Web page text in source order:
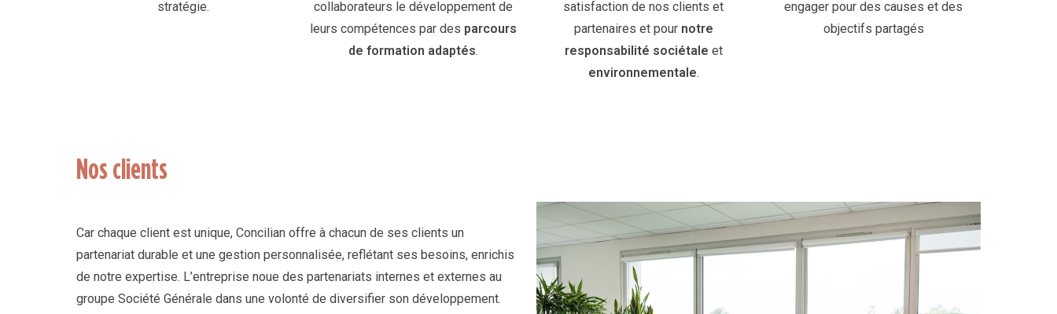
stratégie.
collaborateurs le développement de
leurs compétences par des parcours
de formation adaptés.
satisfaction de nos clients et
partenaires et pour notre
responsabilité sociétale et
environnementale.
engager pour des causes et des
objectifs partagés
Nos clients
Car chaque client est unique, Concilian offre à chacun de ses clients un
partenariat durable et une gestion personnalisée, reflétant ses besoins, enrichis
de notre expertise. L’entreprise noue des partenariats internes et externes au
groupe Société Générale dans une volonté de diversifier son développement.